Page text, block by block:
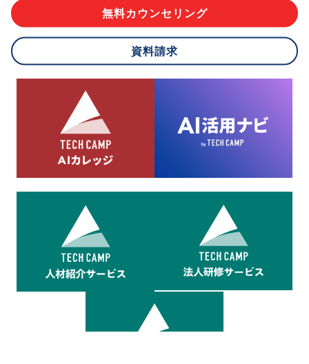
ご本人様が当社に個人情報を提供されるかどうかは任意による
応ができない場合があります。
8.cookieにより取得・分析した情報とその利用について
当社は第三者が運営するデータ・マネジメント・プラットフォ
ームからcookieにより収集されたウェブの閲覧機歴及びその分
析結果を取得し、これをお客様の個人データと結びつけた上
で、広告配信等の目的で利用いたします。
無料カウンセリング
資料請求